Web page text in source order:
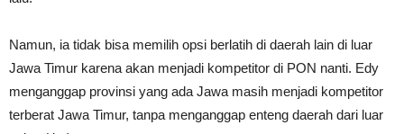
Namun, ia tidak bisa memilih opsi berlatih di daerah lain di luar
Jawa Timur karena akan menjadi kompetitor di PON nanti. Edy
menganggap provinsi yang ada Jawa masih menjadi kompetitor
terberat Jawa Timur, tanpa menganggap enteng daerah dari luar